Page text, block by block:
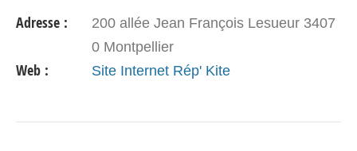
Adresse :
200 allée Jean François Lesueur 3407
0 Montpellier
Web : Site Internet Rép' Kite